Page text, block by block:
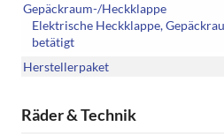
Gepäckraum-/Heckklappe
Elektrische Heckklappe,
betätigt
Herstellerpaket
Räder & Technik